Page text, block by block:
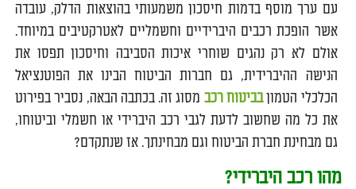
עם ערך מוסף בדמות חיסכון משמעותי בהוצאות הדלק, עובדה
אשר הופכת רכבים היברידיים וחשמליים לאטרקטיבים במיוחד.
אולם לא רק נהגים שוחרי איכות הסביבה וחיסכון תפסו את
הנישה ההיברידית, גם חברות הביטוח הבינו את הפוטנציאל
הכלכלי הטמוןבביטוח רכב מסוג זה. בכתבה הבאה, נסביר בפירוט
את כל מה שחשוב לדעת לגבי רכב היברידי או חשמלי וביטוחו,
גם מבחינת חברת הביטוח וגם מבחינתך. אז שנתקדם?
מהו רכב היברידי?